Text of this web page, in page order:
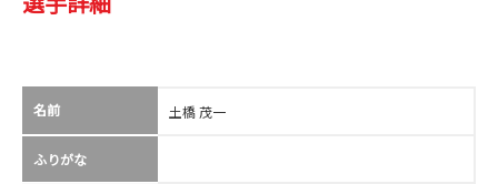
名前 土橋 茂一
ふりがな